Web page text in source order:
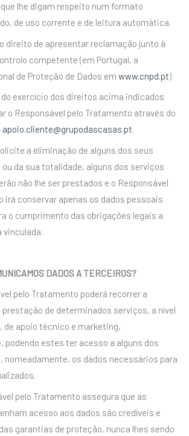
lhe digam respeito num formato
de uso corrente e de leitura automática.
o direito de apresentar reclamação junto à
competente (em Portugal, a
de Proteção de Dados emwww.cnpd.pt)
do exercício dos direitos acima indicados
o Responsável pelo Tratamento através do
apoio.cliente@grupodascasas.pt.
a eliminação de alguns dos seus
da sua totalidade, alguns dos serviços
não lhe ser prestados e o Responsável
irá conservar apenas os dados pessoais
o cumprimento das obrigações legais a
vinculada.
DADOS A TERCEIROS?
pelo Tratamento poderá recorrer a
de determinados serviços, a nível
de apoio técnico e marketing,
podendo estes ter acesso a alguns dos
nomeadamente, os dados necessários para
pelo Tratamento assegura que as
acesso aos dados são credíveis e
garantias de proteção, nunca lhes sendo